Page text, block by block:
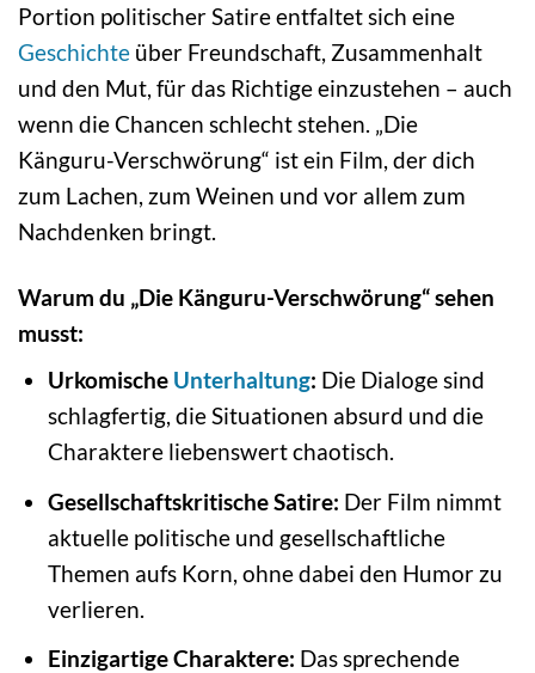
Portion politischer Satire entfaltet sich eine
Geschichte über Freundschaft, Zusammenhalt
und den Mut, für das Richtige einzustehen – auch
wenn die Chancen schlecht stehen. „Die
Känguru-Verschwörung“ ist ein Film, der dich
zum Lachen, zum Weinen und vor allem zum
Nachdenken bringt.
Warum du „Die Känguru-Verschwörung“ sehen
musst:
Urkomische Unterhaltung: Die Dialoge sind
schlagfertig, die Situationen absurd und die
Charaktere liebenswert chaotisch.
Gesellschaftskritische Satire: Der Film nimmt
aktuelle politische und gesellschaftliche
Themen aufs Korn, ohne dabei den Humor zu
verlieren.
Einzigartige Charaktere: Das sprechende